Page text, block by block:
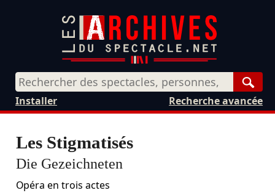
Recherche avancée
Installer
Les Stigmatisés
Die Gezeichneten
Opéra en trois actes